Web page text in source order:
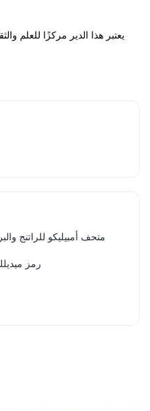
متحف أمبيليكو للراتنج
رمز